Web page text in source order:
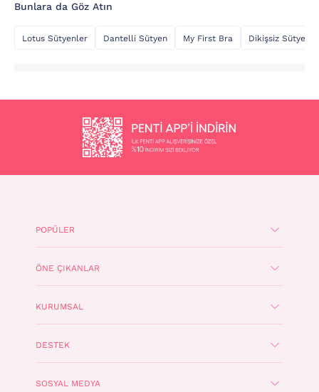
Bunlara da Göz Atın
Lotus Sütyenler Dantelli Sütyen My First Bra Dikişsiz Sütyen
POPÜLER
ÖNE ÇIKANLAR
KURUMSAL
DESTEK
SOSYAL MEDYA